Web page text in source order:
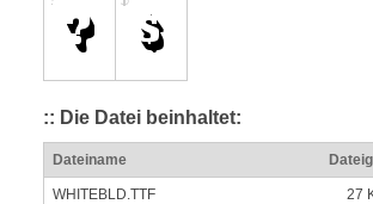
:: Die Datei beinhaltet:
Dateiname
WHITEBLD.TTF 27